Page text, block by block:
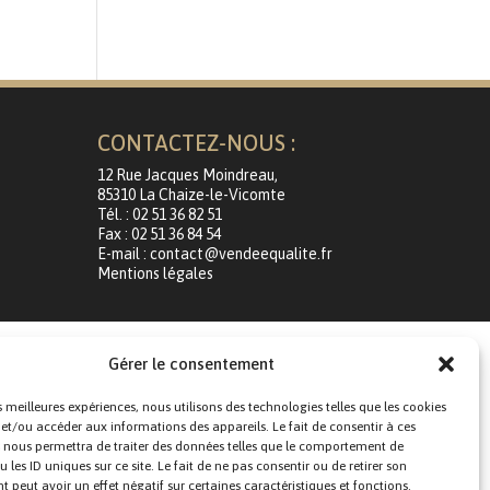
Gérer le consentement
meilleures expériences, nous utilisons des technologies telles que les cookies
ou accéder aux informations des appareils. Le fait de consentir à ces
permettra de traiter des données telles que le comportement de
les ID uniques sur ce site. Le fait de ne pas consentir ou de retirer son
peut avoir un effet négatif sur certaines caractéristiques et fonctions.
CONTACTEZ-NOUS :
12 Rue Jacques Moindreau,
85310 La Chaize-le-Vicomte
Tél. : 02 51 36 82 51
Fax : 02 51 36 84 54
E-mail : contact@vendeequalite.fr
Mentions légales